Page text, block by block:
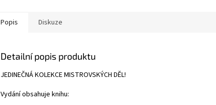
Popis Diskuze
Detailní popis produktu
JEDINEČNÁ KOLEKCE MISTROVSKÝCH DĚL!
Vydání obsahuje knihu: